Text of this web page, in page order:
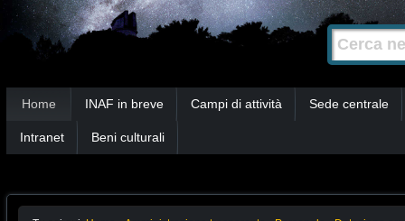
alla
navigazione
Cerca nel
Ricerca
avanzata…
Home INAF in breve Campi di attività Sede centrale
Intranet Beni culturali